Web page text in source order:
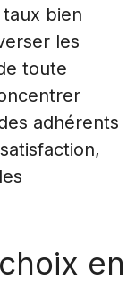
bien
les
toute
adhérents
en